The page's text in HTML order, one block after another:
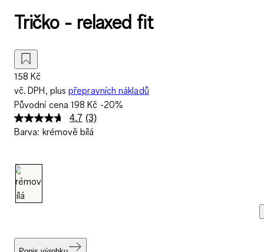
Tričko - relaxed fit
158 Kč
vč. DPH, plus přepravních nákladů
Původní cena198 Kč -20%
4.7 Přečtěte
si
(3)
Barva: krémově bílá